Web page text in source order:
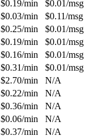
$0.19/min $0.01/msg
$0.03/min $0.11/msg
$0.25/min $0.01/msg
$0.19/min $0.01/msg
$0.16/min $0.01/msg
$0.31/min $0.01/msg
$2.70/min
N/A
$0.22/min
N/A
$0.36/min
N/A
$0.06/min
N/A
$0.37/min
N/A